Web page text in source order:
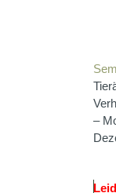
–